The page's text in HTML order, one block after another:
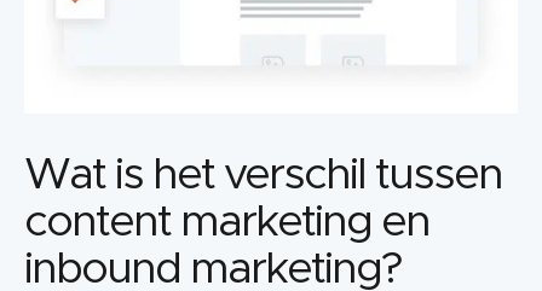
Wat is het verschil tussen
content marketing en
inbound marketing?